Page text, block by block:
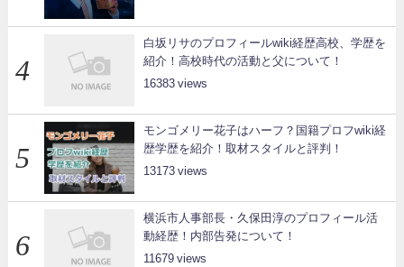
白坂リサのプロフィールwiki経歴高校、学歴を
紹介！高校時代の活動と父について！
16383
モンゴメリー花子はハーフ？国籍プロフwiki経
歴学歴を紹介！取材スタイルと評判！
13173
横浜市人事部長・久保田淳のプロフィール活
動経歴！内部告発について！
11679